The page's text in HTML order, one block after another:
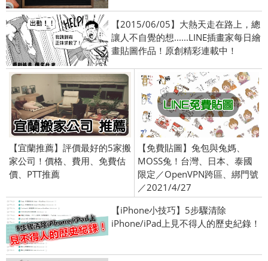
【2015/06/05】大熱天走在路上，總
讓人不自覺的想......LINE插畫家每日繪
畫貼圖作品！原創精彩連載中！
【宜蘭推薦】評價最好的5家搬
家公司！價格、費用、免費估
價、PTT推薦
【免費貼圖】兔包與兔媽、
MOSS兔！台灣、日本、泰國
限定／OpenVPN跨區、綁門號
／2021/4/27
【iPhone小技巧】5步驟清除
iPhone/iPad上見不得人的歷史紀錄！